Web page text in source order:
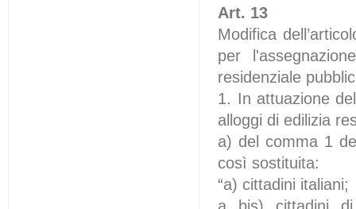
Art. 13
Modifica
per
residenziale
1. In attuazione
alloggi di edilizia
a) del comma 1
così sostituita:
“a) cittadini italiani;